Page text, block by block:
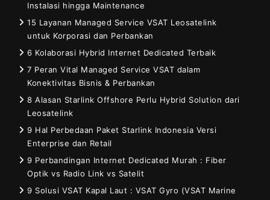
Instalasi hingga Maintenance
15 Layanan Managed Service VSAT Leosatelink
untuk Korporasi dan Perbankan
6 Kolaborasi Hybrid Internet Dedicated Terbaik
7 Peran Vital Managed Service VSAT dalam
Konektivitas Bisnis & Perbankan
8 Alasan Starlink Offshore Perlu Hybrid Solution dari
Leosatelink
9 Hal Perbedaan Paket Starlink Indonesia Versi
Enterprise dan Retail
9 Perbandingan Internet Dedicated Murah : Fiber
Optik vs Radio Link vs Satelit
9 Solusi VSAT Kapal Laut : VSAT Gyro (VSAT Marine